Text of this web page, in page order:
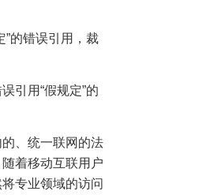
”的错误引用，裁
引用“假规定”的
、统一联网的法
着移动互联用户
专业领域的访问